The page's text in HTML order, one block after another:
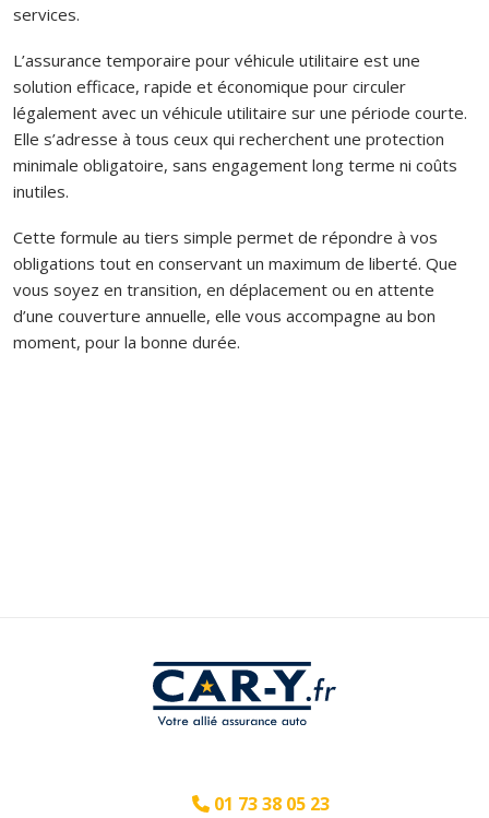
services.
L’assurance temporaire pour véhicule utilitaire est une
solution efficace, rapide et économique pour circuler
légalement avec un véhicule utilitaire sur une période courte.
Elle s’adresse à tous ceux qui recherchent une protection
minimale obligatoire, sans engagement long terme ni coûts
inutiles.
Cette formule au tiers simple permet de répondre à vos
obligations tout en conservant un maximum de liberté. Que
vous soyez en transition, en déplacement ou en attente
d’une couverture annuelle, elle vous accompagne au bon
moment, pour la bonne durée.
01 73 38 05 23